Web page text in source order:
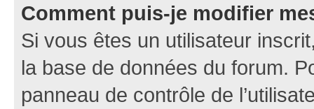
Comment puis-je modifier
Si vous êtes un utilisateur
la base de données du forum.
panneau de contrôle de